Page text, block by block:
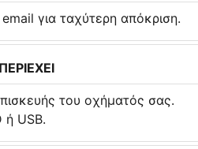
για ταχύτερη απόκριση.
του οχήματός σας.
ή USB.